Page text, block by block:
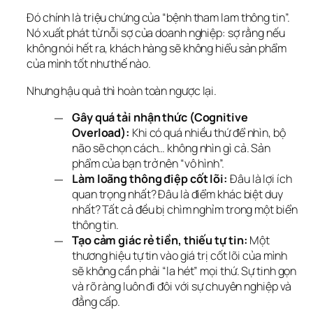
Đó chính là triệu chứng của “bệnh tham lam thông tin”.
Nó xuất phát từ nỗi sợ của doanh nghiệp: sợ rằng nếu
không nói hết ra, khách hàng sẽ không hiểu sản phẩm
của mình tốt như thế nào.
Nhưng hậu quả thì hoàn toàn ngược lại.
Gây quá tải nhận thức (Cognitive
Overload): Khi có quá nhiều thứ để nhìn, bộ
não sẽ chọn cách… không nhìn gì cả. Sản
phẩm của bạn trở nên “vô hình”.
Làm loãng thông điệp cốt lõi: Đâu là lợi ích
quan trọng nhất? Đâu là điểm khác biệt duy
nhất? Tất cả đều bị chìm nghỉm trong một biển
thông tin.
Tạo cảm giác rẻ tiền, thiếu tự tin: Một
thương hiệu tự tin vào giá trị cốt lõi của mình
sẽ không cần phải “la hét” mọi thứ. Sự tinh gọn
và rõ ràng luôn đi đôi với sự chuyên nghiệp và
đẳng cấp.